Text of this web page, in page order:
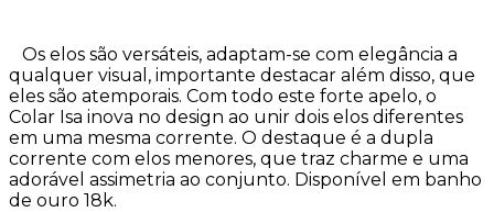
Os elos são versáteis, adaptam-se com elegância a
qualquer visual, importante destacar além disso, que
eles são atemporais. Com todo este forte apelo, o
Colar Isa inova no design ao unir dois elos diferentes
em uma mesma corrente. O destaque é a dupla
corrente com elos menores, que traz charme e uma
adorável assimetria ao conjunto. Disponível em banho
de ouro 18k.